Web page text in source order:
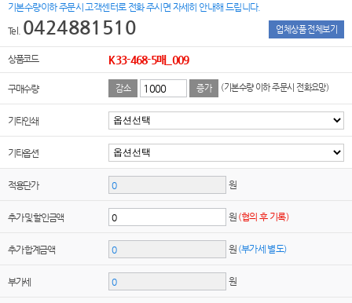
기본수량이하 주문시 고객센터로 전화 주시면 자세히 안내해 드립니다.
Tel. 0424881510 업체상품 전체보기
상품코드 K33-468-5매_009
구매수량 감소 증가 (기본수량 이하 주문시 전화요망)
기타인쇄
기타옵션
적용단가 원
추가 및 할인금액 원 (협의 후 기록)
추가 합계금액 원 (부가세 별도)
부가세 원